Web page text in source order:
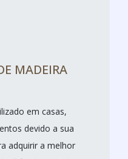
MADEIRA
em casas,
devido a sua
adquirir a melhor